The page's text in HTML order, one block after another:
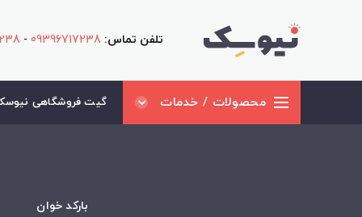
تلفن تماس: 09396717238
-
محصولات / خدمات گیت فروشگاهی
بارکد خوان